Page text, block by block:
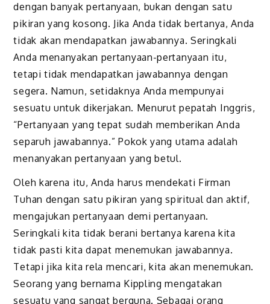
dengan banyak pertanyaan, bukan dengan satu
pikiran yang kosong. Jika Anda tidak bertanya, Anda
tidak akan mendapatkan jawabannya. Seringkali
Anda menanyakan pertanyaan-pertanyaan itu,
tetapi tidak mendapatkan jawabannya dengan
segera. Namun, setidaknya Anda mempunyai
sesuatu untuk dikerjakan. Menurut pepatah Inggris,
“Pertanyaan yang tepat sudah memberikan Anda
separuh jawabannya.” Pokok yang utama adalah
menanyakan pertanyaan yang betul.
Oleh karena itu, Anda harus mendekati Firman
Tuhan dengan satu pikiran yang spiritual dan aktif,
mengajukan pertanyaan demi pertanyaan.
Seringkali kita tidak berani bertanya karena kita
tidak pasti kita dapat menemukan jawabannya.
Tetapi jika kita rela mencari, kita akan menemukan.
Seorang yang bernama Kippling mengatakan
sesuatu yang sangat berguna. Sebagai orang